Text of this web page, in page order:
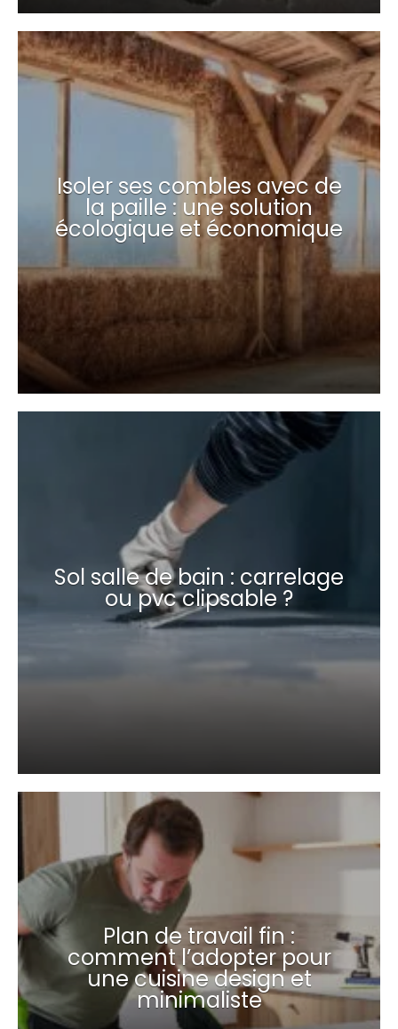
Isoler ses combles avec de
la paille : une solution
écologique et économique
Sol salle de bain : carrelage
ou pvc clipsable ?
Plan de travail fin :
comment l’adopter pour
une cuisine design et
minimaliste